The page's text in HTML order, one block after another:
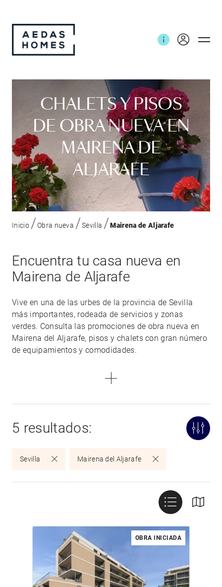
CHALETS Y PISOS
DE OBRA NUEVA EN
MAIRENA DE
ALJARAFE
Inicio Obra nueva Sevilla Mairena de Aljarafe
Encuentra tu casa nueva en
Mairena de Aljarafe
Vive en una de las urbes de la provincia de Sevilla
más importantes, rodeada de servicios y zonas
verdes. Consulta las promociones de obra nueva en
Mairena del Aljarafe, pisos y chalets con gran número
de equipamientos y comodidades.
5 resultados:
Sevilla Mairena del Aljarafe
OBRA INICIADA